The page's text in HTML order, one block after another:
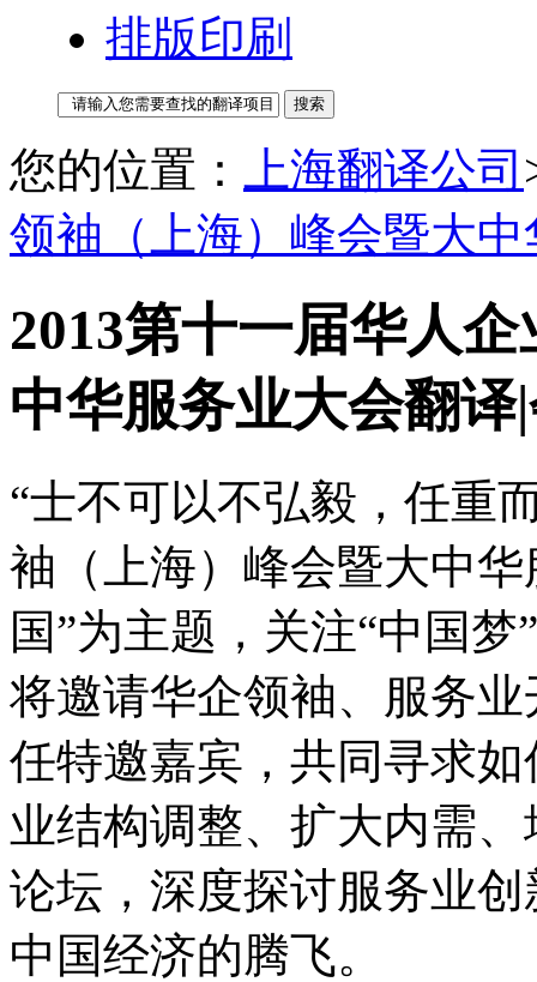
排版印刷
您的位置： 上海翻译公司
领袖（上海）峰会暨大
2013第十一届华人
中华服务业大会翻
“士不可以不弘毅，任重
袖（上海）峰会暨大中
国”为主题，关注“中国
将邀请华企领袖、服务
任特邀嘉宾，共同寻求
业结构调整、扩大内需
论坛，深度探讨服务业
中国经济的腾飞。